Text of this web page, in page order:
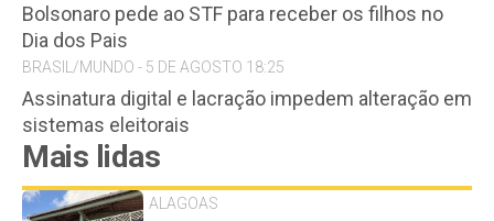
Bolsonaro pede ao STF para receber os filhos no
Dia dos Pais
BRASIL/MUNDO - 5 DE AGOSTO 18:25
Assinatura digital e lacração impedem alteração em
sistemas eleitorais
Mais lidas
ALAGOAS